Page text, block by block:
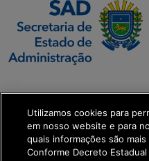
Executiva de
Transformação Digital
get_footer();
Utilizamos cookies para
em nosso website e para
quais informações são
Conforme Decreto